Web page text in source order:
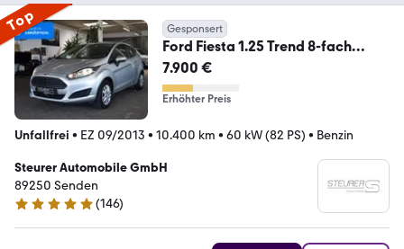
Top Gesponsert
Ford Fiesta 1.25 Trend 8-fach
bereift
7.900 €
Erhöhter Preis
Unfallfrei • EZ 09/2013 • 10.400 km • 60 kW (82 PS) • Benzin
Steurer Automobile GmbH
89250 Senden
4.8 Sterne
(146)